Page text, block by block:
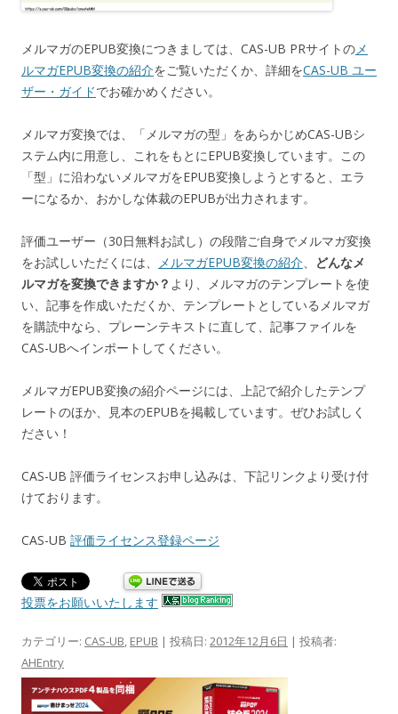
メルマガのEPUB変換につきましては、CAS-UB PRサイトの メ
ルマガEPUB変換の紹介をご覧いただくか、詳細をCAS-UB ユー
ザー・ガイドでお確かめください。
メルマガ変換では、「メルマガの型」をあらかじめCAS-UBシ
ステム内に用意し、これをもとにEPUB変換しています。この
「型」に沿わないメルマガをEPUB変換しようとすると、エラ
ーになるか、おかしな体裁のEPUBが出力されます。
評価ユーザー（30日無料お試し）の段階ご自身でメルマガ変換
をお試しいただくには、
メルマガEPUB変換の紹介
どんなメ
ルマガを変換できますか？ より、メルマガのテンプレートを使
い、記事を作成いただくか、テンプレートとしているメルマガ
を購読中なら、プレーンテキストに直して、記事ファイルを
CAS-UBへインポートしてください。
メルマガEPUB変換の紹介ページには、上記で紹介したテンプ
レートのほか、見本のEPUBを掲載しています。ぜひお試しく
ださい！
CAS-UB 評価ライセンスお申し込みは、下記リンクより受け付
けております。
CAS-UB 評価ライセンス登録ページ
投票をお願いいたします
カテゴリー: CAS-UB EPUB | 投稿日: 2012年12月6日 | 投稿者:
AHEntry